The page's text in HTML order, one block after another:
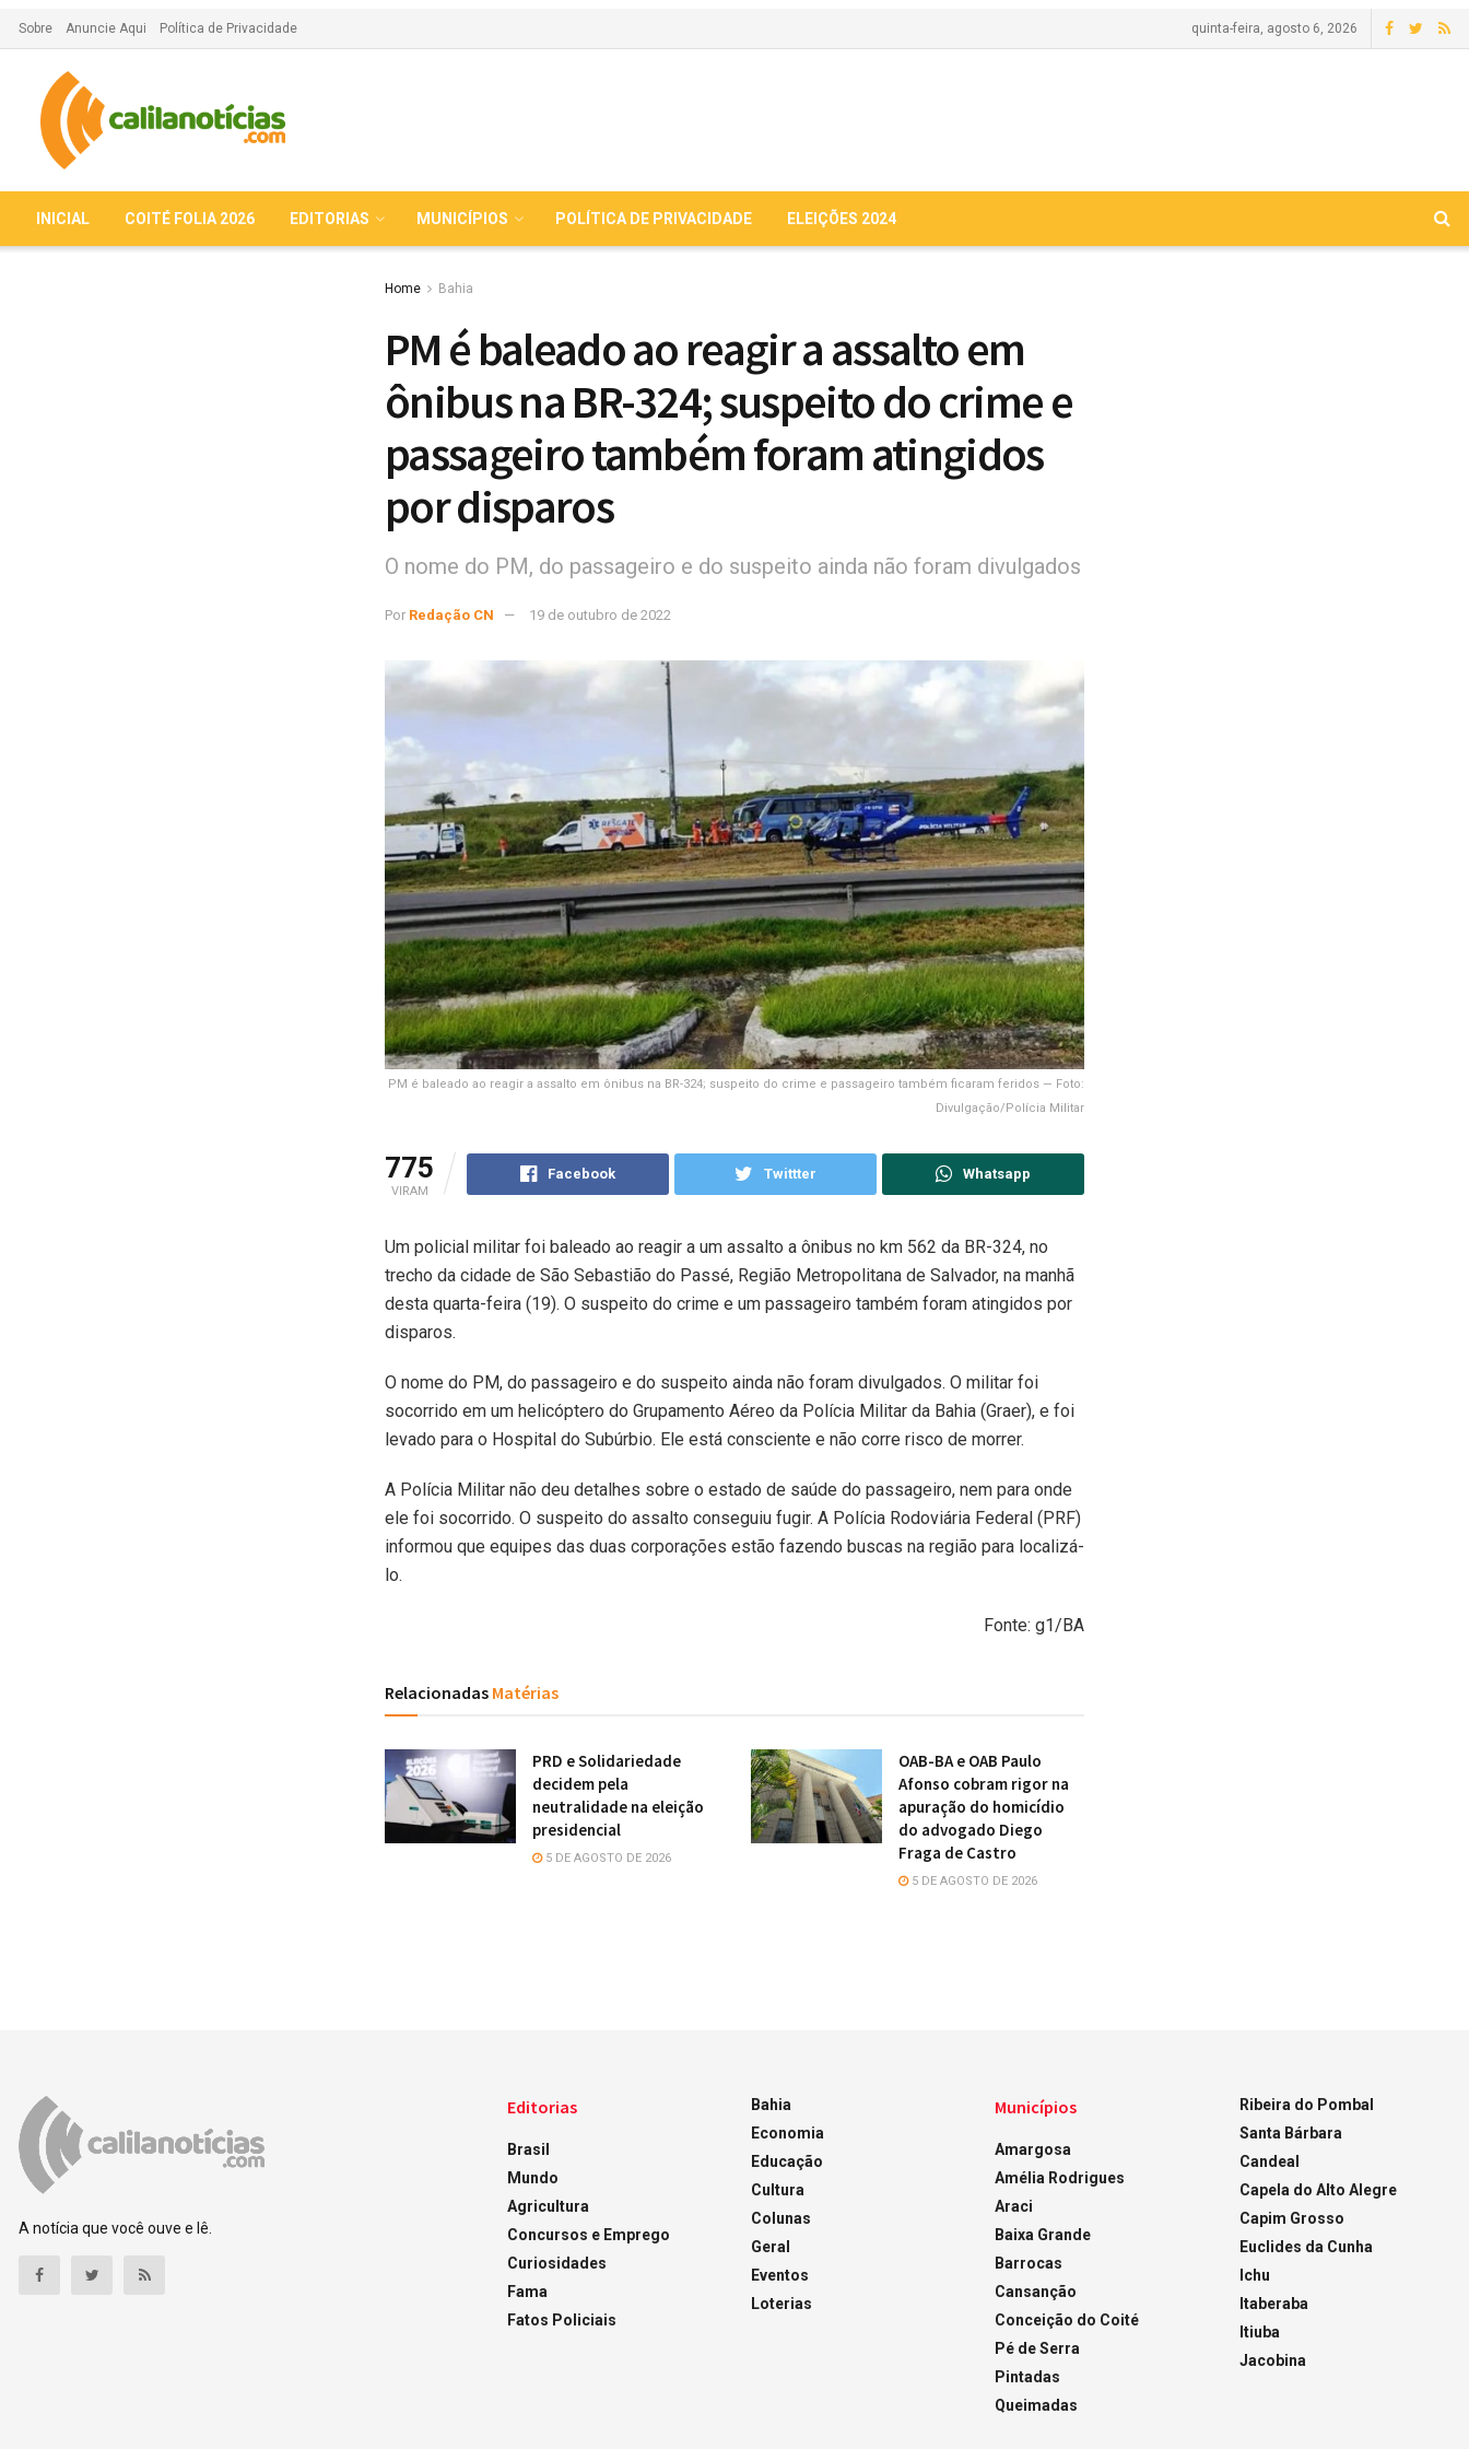
Sobre Anuncie Aqui Política de Privacidade quinta-feira, agosto 6, 2026
INICIAL COITÉ FOLIA 2026 EDITORIAS MUNICÍPIOS POLÍTICA DE PRIVACIDADE ELEIÇÕES 2024
Home Bahia
PM é baleado ao reagir a assalto em
ônibus na BR-324; suspeito do crime e
passageiro também foram atingidos
por disparos
O nome do PM, do passageiro e do suspeito ainda não foram divulgados
Por Redação CN 19 de outubro de 2022
PM é baleado ao reagir a assalto em ônibus na BR-324; suspeito do crime e passageiro também ficaram feridos — Foto:
Divulgação/Polícia Militar
775
VIRAM
Facebook Twittter Whatsapp
Um policial militar foi baleado ao reagir a um assalto a ônibus no km 562 da BR-324, no
trecho da cidade de São Sebastião do Passé, Região Metropolitana de Salvador, na manhã
desta quarta-feira (19). O suspeito do crime e um passageiro também foram atingidos por
disparos.
O nome do PM, do passageiro e do suspeito ainda não foram divulgados. O militar foi
socorrido em um helicóptero do Grupamento Aéreo da Polícia Militar da Bahia (Graer), e foi
levado para o Hospital do Subúrbio. Ele está consciente e não corre risco de morrer.
A Polícia Militar não deu detalhes sobre o estado de saúde do passageiro, nem para onde
ele foi socorrido. O suspeito do assalto conseguiu fugir. A Polícia Rodoviária Federal (PRF)
informou que equipes das duas corporações estão fazendo buscas na região para localizá-
lo.
Fonte: g1/BA
Relacionadas Matérias
PRD e Solidariedade
decidem pela
neutralidade na eleição
presidencial
5 DE AGOSTO DE 2026
OAB-BA e OAB Paulo
Afonso cobram rigor na
apuração do homicídio
do advogado Diego
Fraga de Castro
5 DE AGOSTO DE 2026
A notícia que você ouve e lê.
Editorias
Brasil
Mundo
Agricultura
Concursos e Emprego
Curiosidades
Fama
Fatos Policiais
Bahia
Economia
Educação
Cultura
Colunas
Geral
Eventos
Loterias
Municípios
Amargosa
Amélia Rodrigues
Araci
Baixa Grande
Barrocas
Cansanção
Conceição do Coité
Pé de Serra
Pintadas
Queimadas
Ribeira do Pombal
Santa Bárbara
Candeal
Capela do Alto Alegre
Capim Grosso
Euclides da Cunha
Ichu
Itaberaba
Itiuba
Jacobina